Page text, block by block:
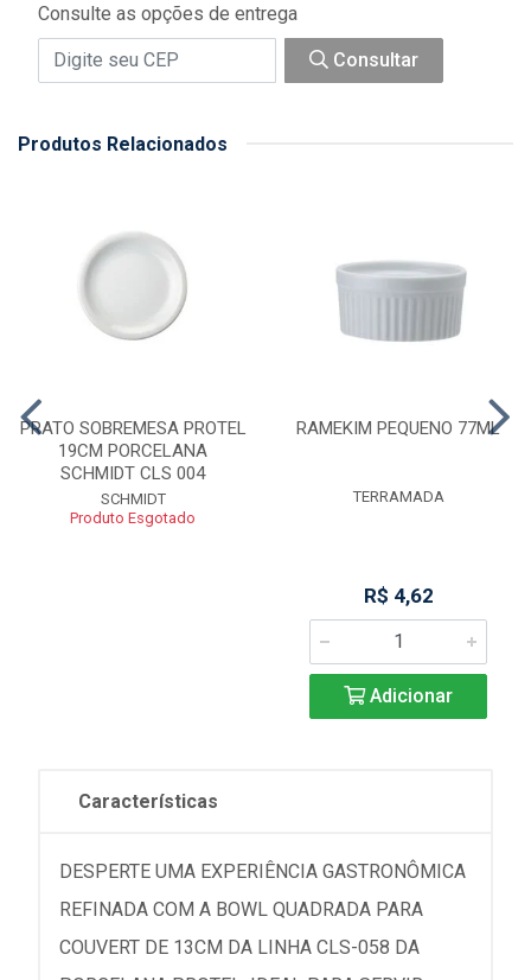
Consulte as opções de entrega
Consultar
Produtos Relacionados
PRATO SOBREMESA PROTEL
19CM PORCELANA
SCHMIDT CLS 004
SCHMIDT
Produto Esgotado
RAMEKIM PEQUENO 77ML
TERRAMADA
R$ 4,62
Adicionar
Características
DESPERTE UMA EXPERIÊNCIA GASTRONÔMICA
REFINADA COM A BOWL QUADRADA PARA
COUVERT DE 13CM DA LINHA CLS-058 DA